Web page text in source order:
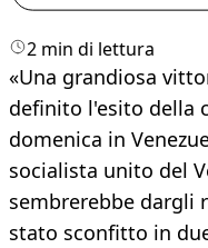
2 min di lettura
«Una grandiosa
definito l'esito della
domenica in
socialista unito del
sembrerebbe dargli
stato sconfitto in